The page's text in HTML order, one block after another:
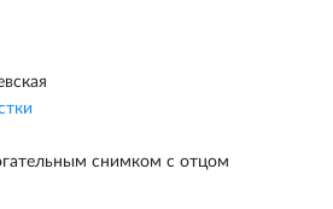
снимком с отцом